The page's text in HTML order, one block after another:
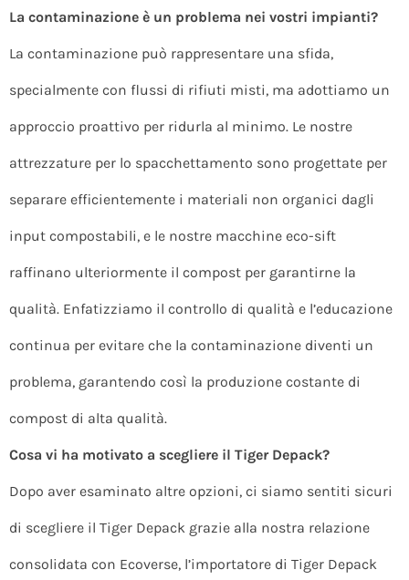
La contaminazione è un problema nei vostri impianti?
La contaminazione può rappresentare una sfida,
specialmente con flussi di rifiuti misti, ma adottiamo un
approccio proattivo per ridurla al minimo. Le nostre
attrezzature per lo spacchettamento sono progettate per
separare efficientemente i materiali non organici dagli
input compostabili, e le nostre macchine eco-sift
raffinano ulteriormente il compost per garantirne la
qualità. Enfatizziamo il controllo di qualità e l’educazione
continua per evitare che la contaminazione diventi un
problema, garantendo così la produzione costante di
compost di alta qualità.
Cosa vi ha motivato a scegliere il Tiger Depack?
Dopo aver esaminato altre opzioni, ci siamo sentiti sicuri
di scegliere il Tiger Depack grazie alla nostra relazione
consolidata con Ecoverse, l’importatore di Tiger Depack